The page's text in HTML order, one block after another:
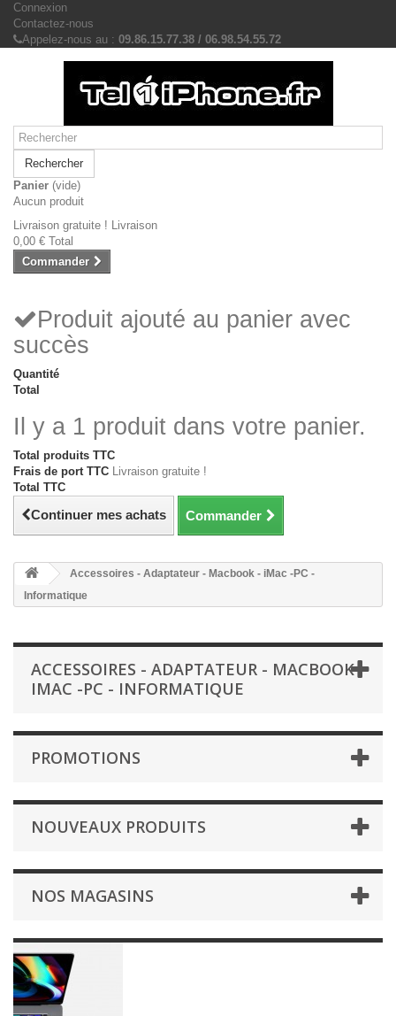
Connexion
Contactez-nous
Appelez-nous au : 09.86.15.77.38 / 06.98.54.55.72
Rechercher
Panier (vide)
Aucun produit
Livraison gratuite ! Livraison
0,00 € Total
Commander
Produit ajouté au panier avec
succès
Quantité
Total
Il y a 1 produit dans votre panier.
Total produits TTC
Frais de port TTC Livraison gratuite !
Total TTC
Continuer mes achats Commander
Accessoires - Adaptateur - Macbook - iMac -PC -
Informatique
ACCESSOIRES - ADAPTATEUR - MACBOOK -
IMAC -PC - INFORMATIQUE
PROMOTIONS
NOUVEAUX PRODUITS
NOS MAGASINS